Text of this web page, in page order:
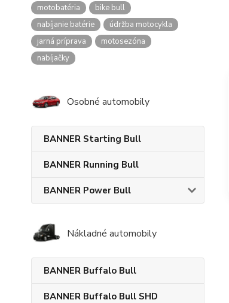
motobatéria
bike bull
nabíjanie batérie
údržba motocykla
jarná príprava
motosezóna
nabíjačky
Osobné automobily
BANNER Starting Bull
BANNER Running Bull
BANNER Power Bull
Nákladné automobily
BANNER Buffalo Bull
BANNER Buffalo Bull SHD